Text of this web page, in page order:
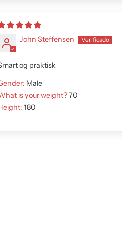
John Steffensen
og praktisk
Male
is your weight?70
180